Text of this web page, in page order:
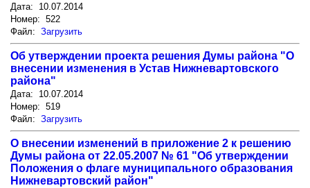
Дата: 10.07.2014
Номер: 522
Файл: Загрузить
Об утверждении проекта решения Думы района "О
внесении изменения в Устав Нижневартовского
района"
Дата: 10.07.2014
Номер: 519
Файл: Загрузить
О внесении изменений в приложение 2 к решению
Думы района от 22.05.2007 № 61 "Об утверждении
Положения о флаге муниципального образования
Нижневартовский район"